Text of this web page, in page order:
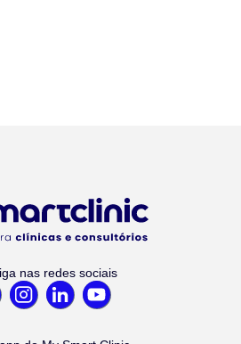
nas redes sociais